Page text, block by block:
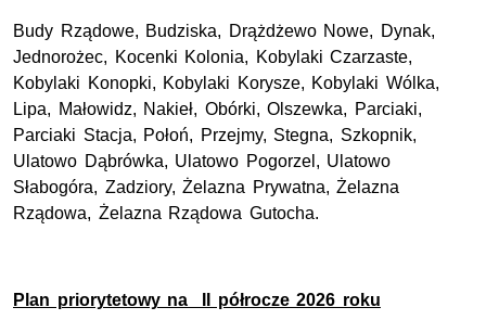
Budy Rządowe, Budziska, Drążdżewo Nowe, Dynak,
Jednorożec, Kocenki Kolonia, Kobylaki Czarzaste,
Kobylaki Konopki, Kobylaki Korysze, Kobylaki Wólka,
Lipa, Małowidz, Nakieł, Obórki, Olszewka, Parciaki,
Parciaki Stacja, Połoń, Przejmy, Stegna, Szkopnik,
Ulatowo Dąbrówka, Ulatowo Pogorzel, Ulatowo
Słabogóra, Zadziory, Żelazna Prywatna, Żelazna
Rządowa, Żelazna Rządowa Gutocha.
Plan priorytetowy na II półrocze 2026 roku